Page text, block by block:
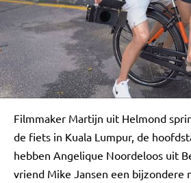
Filmmaker Martijn uit Helmond
de fiets in Kuala Lumpur, de
hebben Angelique Noordeloos uit
vriend Mike Jansen een bijzondere